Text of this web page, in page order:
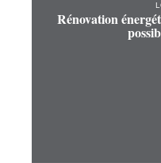
Rénovation